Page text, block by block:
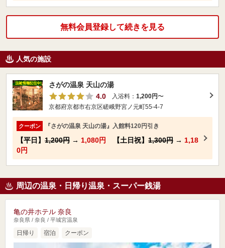
無料会員登録して続きを見る
人気の施設
さがの温泉 天山の湯
4.0
入浴料： 1,200円〜
京都府京都市右京区嵯峨野宮ノ元町55-4-7
クーポン 『さがの温泉 天山の湯』入館料120円引き
【平日】 1,200円 → 1,080円 【土日祝】 1,300円 → 1,18
0円
周辺の温泉・日帰り温泉・スーパー銭湯
亀の井ホテル 奈良
奈良県 / 奈良 / 平城宮温泉
日帰り 宿泊 クーポン